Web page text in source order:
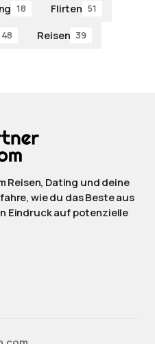
18 Flirten 51
48 Reisen 39
Reisen, Dating und deine
wie du das Beste aus
Eindruck auf potenzielle